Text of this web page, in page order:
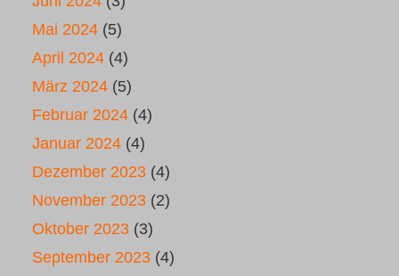
Mai 2024 (5)
April 2024 (4)
März 2024 (5)
Februar 2024 (4)
Januar 2024 (4)
Dezember 2023 (4)
November 2023 (2)
Oktober 2023 (3)
September 2023 (4)